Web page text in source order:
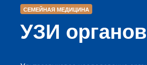
СЕМЕЙНАЯ МЕДИЦИНА
УЗИ